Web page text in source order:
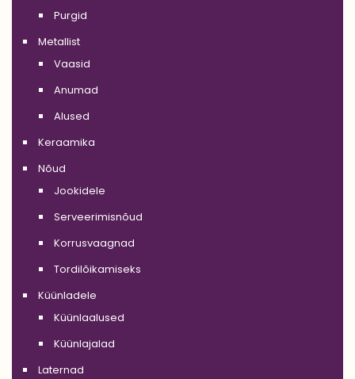
Purgid
Metallist
Vaasid
Anumad
Alused
Keraamika
Nõud
Jookidele
Serveerimisnõud
Korrusvaagnad
Tordilõikamiseks
Küünladele
Küünlaalused
Küünlajalad
Laternad